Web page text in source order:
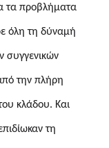
τα προβλήματα
όλη τη δύναμή
συγγενικών
την πλήρη
κλάδου. Και
τη